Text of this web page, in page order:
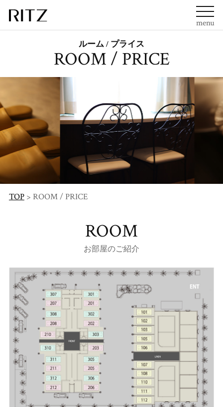
menu
ルーム / プライス
ROOM / PRICE
TOP> ROOM / PRICE
ROOM
お部屋のご紹介